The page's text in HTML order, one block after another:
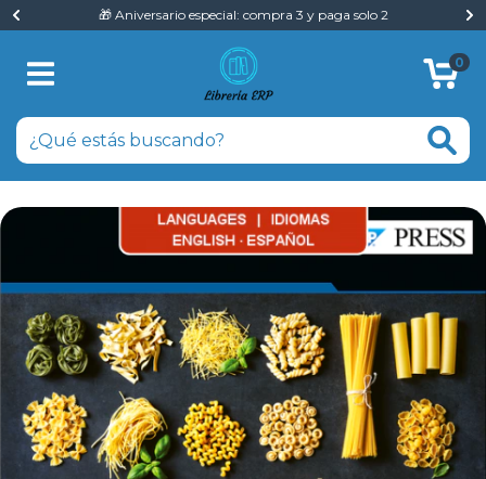
🎁 Aniversario especial: compra 3 y paga solo 2
0